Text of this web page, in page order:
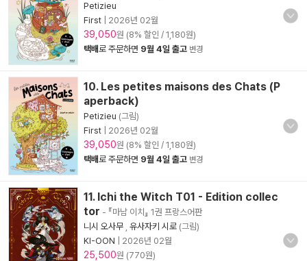
Petizieu
First
2026년 02월
39,050원 (8% 할인 / 1,180원)
택배로 주문하면 9월 4일 출고 변경
10. Les petites maisons des Chats (P
aperback)
Petizieu (그림)
First
2026년 02월
39,050원 (8% 할인 / 1,180원)
택배로 주문하면 9월 4일 출고 변경
11. Ichi the Witch T01 - Edition collec
tor - 『마남 이치』 1권 프랑스어판
니시 오사무 유사자키 시로 (그림)
KI-OON
2026년 02월
25,500원 (770원)